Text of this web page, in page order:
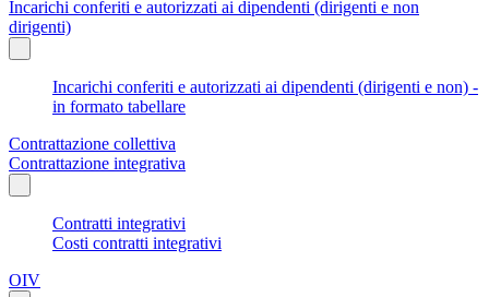
Incarichi conferiti e autorizzati ai dipendenti (dirigenti e non
dirigenti)
Incarichi conferiti e autorizzati ai dipendenti (dirigenti e non) -
in formato tabellare
Contrattazione collettiva
Contrattazione integrativa
Contratti integrativi
Costi contratti integrativi
OIV